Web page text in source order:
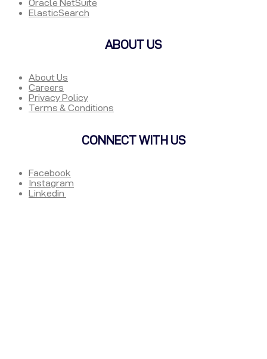
Oracle NetSuite
ElasticSearch
ABOUT US
About Us
Careers
Privacy Policy
Terms & Conditions
CONNECT WITH US
Facebook
Instagram
Linkedin